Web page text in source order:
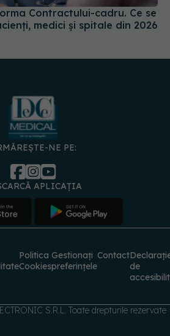
Contractului-cadru. Ce se
medici și spitale din 2026
NE PE:
APLICAȚIA
Politica
Cookies
Gestionați
preferințele
Contact
de
S.R.L. Toate drepturile rezervate